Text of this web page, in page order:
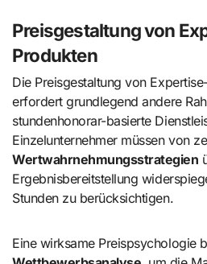
Preisgestaltung von
Produkten
Die Preisgestaltung von
erfordert grundlegend andere
stundenhonorar-basierte
Einzelunternehmer müssen von
Wertwahrnehmungsstrategien
Ergebnisbereitstellung
Stunden zu berücksichtigen.
Eine wirksame Preispsychologie